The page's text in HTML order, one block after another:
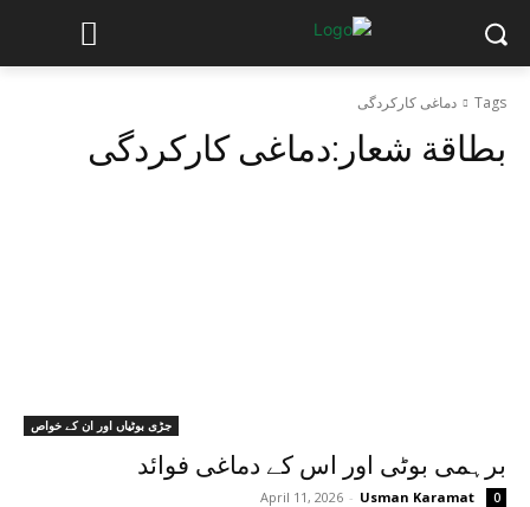
Tags دماغی کارکردگی
بطاقة شعار:دماغی کارکردگی
جڑی بوٹیاں اور ان کے خواص
برہمی بوٹی اور اس کے دماغی فوائد
Usman Karamat
-
April 11, 2026 0